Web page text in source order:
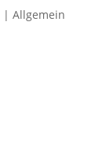
| Allgemein